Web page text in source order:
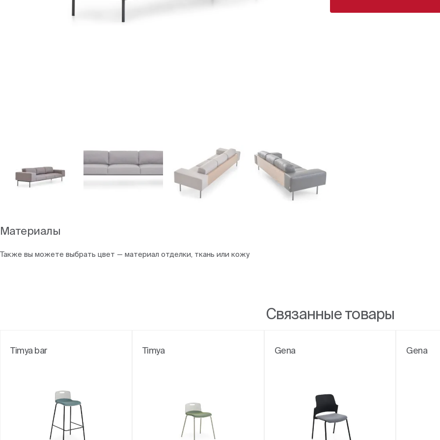
Материалы
Также вы можете выбрать цвет — материал отделки, ткань или кожу
Связанные товары
Timya bar Timya Gena Gena